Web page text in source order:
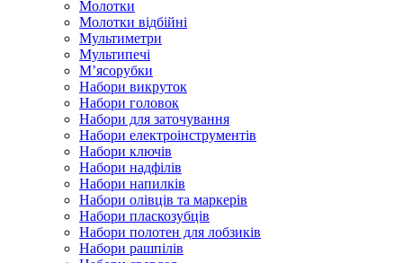
Молотки
Молотки відбійні
Мультиметри
Мультипечі
М’ясорубки
Набори викруток
Набори головок
Набори для заточування
Набори електроінструментів
Набори ключів
Набори надфілів
Набори напилків
Набори олівців та маркерів
Набори пласкозубців
Набори полотен для лобзиків
Набори рашпілів